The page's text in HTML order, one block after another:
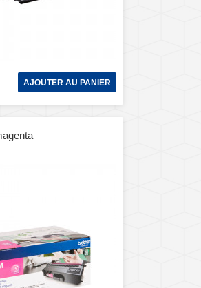
AJOUTER AU PANIER